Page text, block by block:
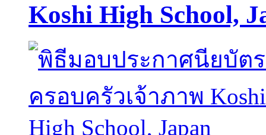
Koshi High School,